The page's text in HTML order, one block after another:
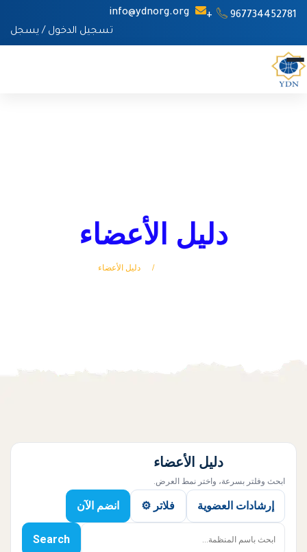
967734452781+
info@ydnorg.org
تسجيل الدخول / يسجل
دليل الأعضاء
دليل الأعضاء
دليل الأعضاء
ابحث وفلتر بسرعة، واختر نمط العرض.
إرشادات العضوية فلاتر ⚙️ انضم الآن
Search